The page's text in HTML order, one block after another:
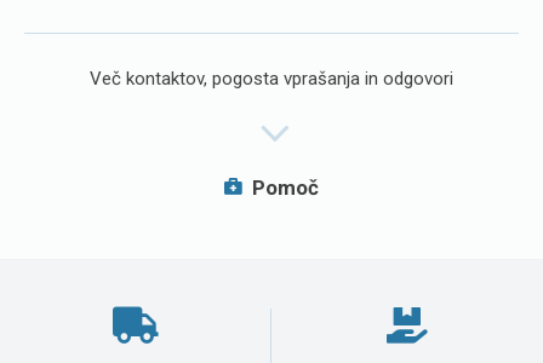
Več kontaktov, pogosta vprašanja in odgovori
Pomoč